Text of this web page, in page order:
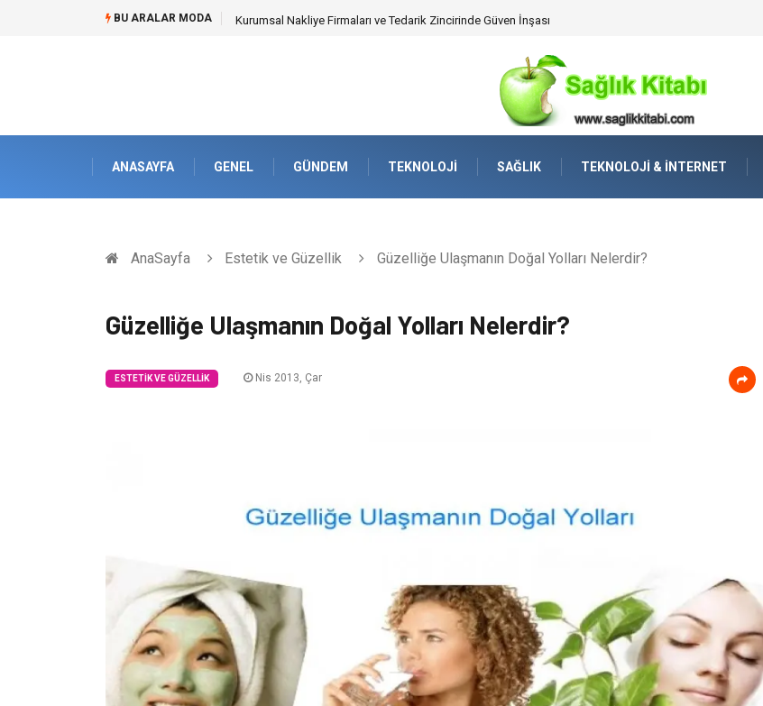
BU ARALAR MODA Kurumsal Nakliye Firmaları ve Tedarik Zincirinde Güven İnşası
ANASAYFA GENEL GÜNDEM TEKNOLOJI SAĞLIK TEKNOLOJI & İNTERNET
AnaSayfa Estetik ve Güzellik Güzelliğe Ulaşmanın Doğal Yolları Nelerdir?
Güzelliğe Ulaşmanın Doğal Yolları Nelerdir?
ESTETIK VE GÜZELLIK Nis 2013, Çar